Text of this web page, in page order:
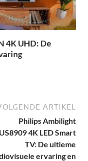
4K UHD: De
ARTIKEL
Philips Ambilight
4K LED Smart
TV: De ultieme
ervaring en